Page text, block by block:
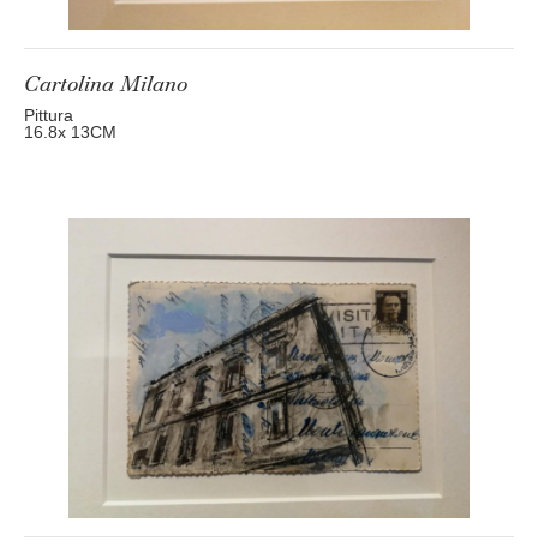
Cartolina Milano
Pittura
16.8x 13CM